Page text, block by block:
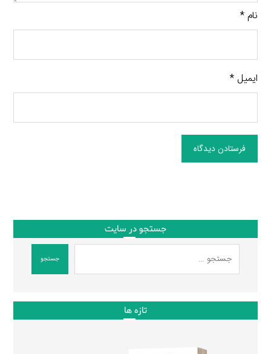
نام*
ایمیل*
فرستادن دیدگاه
جستجو در سایت
جستجو
تازه ها